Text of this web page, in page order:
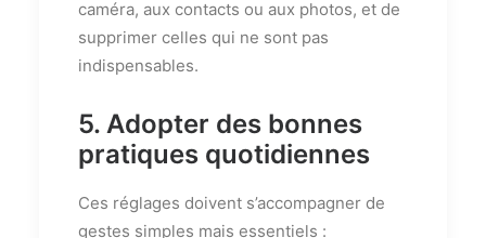
caméra, aux contacts ou aux photos, et de
supprimer celles qui ne sont pas
indispensables.
5. Adopter des bonnes
pratiques quotidiennes
Ces réglages doivent s’accompagner de
gestes simples mais essentiels :